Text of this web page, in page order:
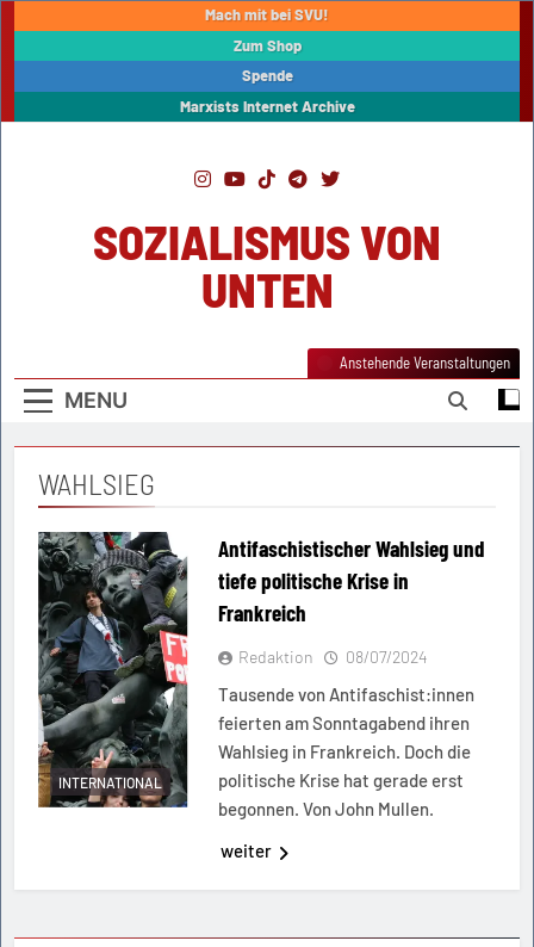
Mach mit bei SVU!
Zum Shop
Spende
Marxists Internet Archive
SOZIALISMUS VON
UNTEN
MENU
Anstehende Veranstaltungen
WAHLSIEG
INTERNATIONAL
Antifaschistischer Wahlsieg und
tiefe politische Krise in
Frankreich
Redaktion 08/07/2024
Tausende von Antifaschist:innen
feierten am Sonntagabend ihren
Wahlsieg in Frankreich. Doch die
politische Krise hat gerade erst
begonnen. Von John Mullen.
weiter